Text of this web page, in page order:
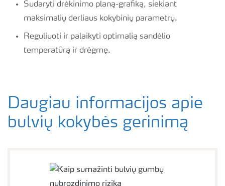
Sudaryti drėkinimo planą-grafiką, siekiant
maksimalių derliaus kokybinių parametrų.
Reguliuoti ir palaikyti optimalią sandėlio
temperatūrą ir drėgmę.
Daugiau informacijos apie
bulvių kokybės gerinimą